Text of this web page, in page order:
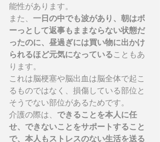
能性があります。
また、 一日の中でも波があり、朝はボ
ーっとして返事もままならない状態だ
ったのに、昼過ぎには買い物に出かけ
られるほど元気になっていることもあ
ります。
これは脳梗塞や脳出血は脳全体で起こ
るものではなく、損傷している部位と
そうでない部位があるためです。
介護の際は、 できることを本人に任
せ、できないことをサポートすること
で、本人もストレスのない生活を送る